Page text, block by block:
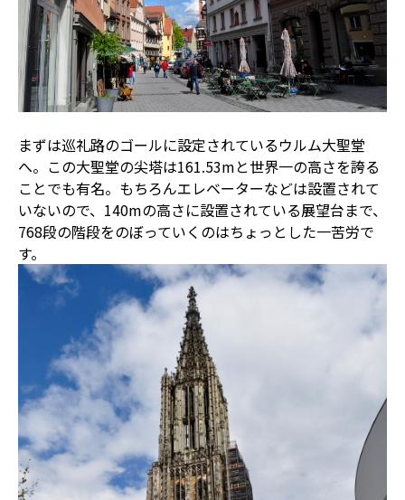
まずは巡礼路のゴールに設定されているウルム大聖堂
へ。この大聖堂の尖塔は161.53mと世界一の高さを誇る
ことでも有名。もちろんエレベーターなどは設置されて
いないので、140mの高さに設置されている展望台まで、
768段の階段をのぼっていくのはちょっとした一苦労で
す。